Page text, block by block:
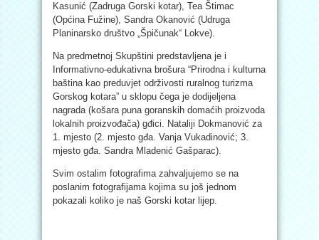
Kasunić (Zadruga Gorski kotar), Tea Štimac
(Općina Fužine), Sandra Okanović (Udruga
Planinarsko društvo „Špičunak“ Lokve).
Na predmetnoj Skupštini predstavljena je i
Informativno-edukativna brošura “Prirodna i kulturna
baština kao preduvjet održivosti ruralnog turizma
Gorskog kotara” u sklopu čega je dodijeljena
nagrada (košara puna goranskih domaćih proizvoda
lokalnih proizvođača) gđici. Nataliji Dokmanović za
1. mjesto (2. mjesto gđa. Vanja Vukadinović; 3.
mjesto gđa. Sandra Mladenić Gašparac).
Svim ostalim fotografima zahvaljujemo se na
poslanim fotografijama kojima su još jednom
pokazali koliko je naš Gorski kotar lijep.